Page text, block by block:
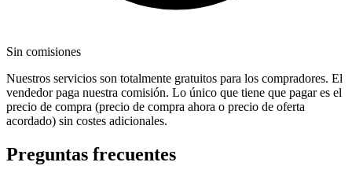
Sin comisiones
Nuestros servicios son totalmente gratuitos para los compradores. El
vendedor paga nuestra comisión. Lo único que tiene que pagar es el
precio de compra (precio de compra ahora o precio de oferta
acordado) sin costes adicionales.
Preguntas frecuentes